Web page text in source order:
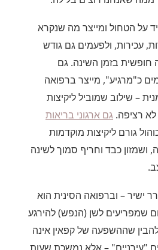
על הטחול ומייצר מה שנקרא
עכירות, ולפעמים גם גודש
חופשית בזמן השינה. גם
כ"מרגיע", מייצר ברפואה
– שילוב שמוביל ליקיצות
רציפה. גם ארגוני בריאות
גורם ליקיצות מוקדמות
ושמזון כבד וחריף סמוך לשינה
ישיר – וברפואה הסינית הוא
שמפריעים לשן (הנפש) להירגע
שההשפעה של קפאין אינה
"עירניים" – אלא נמשכת שעות